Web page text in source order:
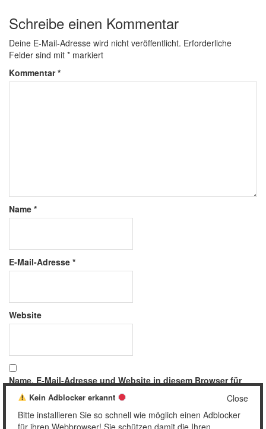
Schreibe einen Kommentar
Deine E-Mail-Adresse wird nicht veröffentlicht. Erforderliche
Felder sind mit * markiert
Kommentar*
Name *
E-Mail-Adresse *
Website
Name, E-Mail-Adresse und Website in diesem Browser für
meinen nächsten Kommentar speichern.
Close
Kein Adblocker erkannt
Bitte installieren Sie so schnell wie möglich einen Adblocker
für ihren Webbrowser! Sie schützen damit die Ihren